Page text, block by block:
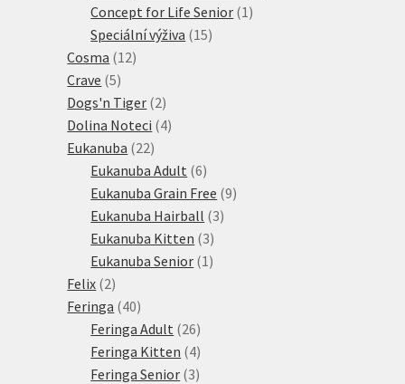
Concept for Life Senior 1 1
Speciální výživa 1515
Cosma 1212
Crave 55
produktů
Dogs'n Tiger 22
produkty
Dolina Noteci 44
Eukanuba 2222
produktů
Eukanuba Adult 66
produktů
Eukanuba Grain Free 99
Eukanuba Hairball 33
Eukanuba Kitten 33
produkty
Eukanuba Senior 1 1
Felix 22
produkty
Feringa 4040
produktů
Feringa Adult 2626
produktů
Feringa Kitten 44
produkty
Feringa Senior 33